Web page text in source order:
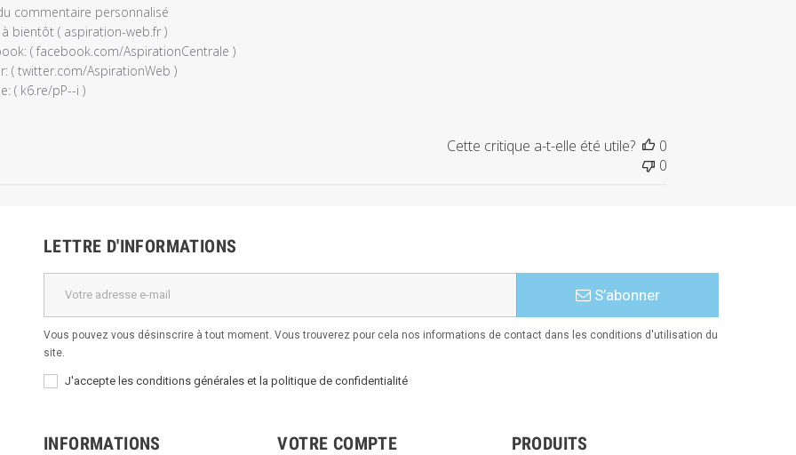
commentaire personnalisé
bientôt ( aspiration-web.fr )
( facebook.com/AspirationCentrale )
( twitter.com/AspirationWeb )
( k6.re/pP--i )
Cette critique a-t-elle été utile?
0
0
LETTRE D'INFORMATIONS
S’abonner
Vous pouvez vous désinscrire à tout moment. Vous trouverez pour cela nos informations de contact dans les conditions d'utilisation du
site.
J'accepte les conditions générales et la politique de confidentialité
INFORMATIONS VOTRE COMPTE PRODUITS